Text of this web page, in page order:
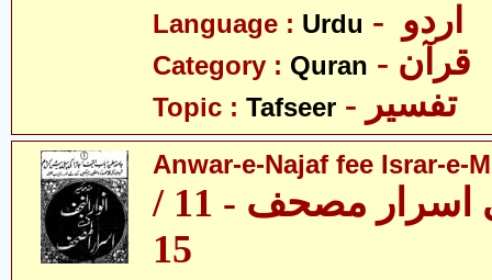
Language : Urdu
Category : Quran - قرآن
Topic : Tafseer - تفسیر
Anwar-e-Najaf fee Israr-e-
انوار نجف فی اسرار مصحف - 11 /
15